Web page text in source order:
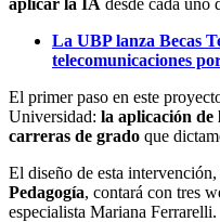
La UBP lanza Becas
telecomunicaciones
El primer paso en este
Universidad: la aplicación de
carreras de grado que
El diseño de esta intervención,
Pedagogía, contará con tres
especialista Mariana Ferrarelli.